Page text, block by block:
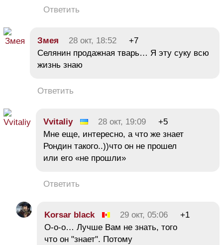
Ответить
Змея 28 окт, 18:52
+7
Селянин продажная тварь… Я эту суку всю
жизнь знаю
Ответить
Vvitaliy 28 окт, 19:09
+5
Мне еще, интересно, а что же знает
Рондин такого..))что он не прошел
или его «не прошли»
Ответить
Korsar black 29 окт, 05:06
+1
О-о-о… Лучше Вам не знать, того
что он "знает". Потому